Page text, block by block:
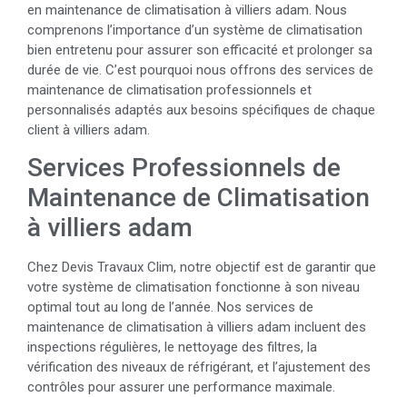
en maintenance de climatisation à villiers adam. Nous
comprenons l’importance d’un système de climatisation
bien entretenu pour assurer son efficacité et prolonger sa
durée de vie. C’est pourquoi nous offrons des services de
maintenance de climatisation professionnels et
personnalisés adaptés aux besoins spécifiques de chaque
client à villiers adam.
Services Professionnels de
Maintenance de Climatisation
à villiers adam
Chez Devis Travaux Clim, notre objectif est de garantir que
votre système de climatisation fonctionne à son niveau
optimal tout au long de l’année. Nos services de
maintenance de climatisation à villiers adam incluent des
inspections régulières, le nettoyage des filtres, la
vérification des niveaux de réfrigérant, et l’ajustement des
contrôles pour assurer une performance maximale.